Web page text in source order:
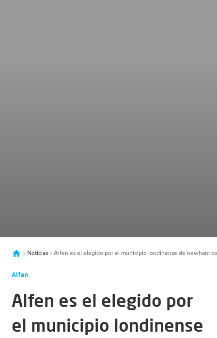
Noticias Alfen es el elegido por el municipio londinense de newham
Alfen
Alfen es el elegido por
el municipio londinense